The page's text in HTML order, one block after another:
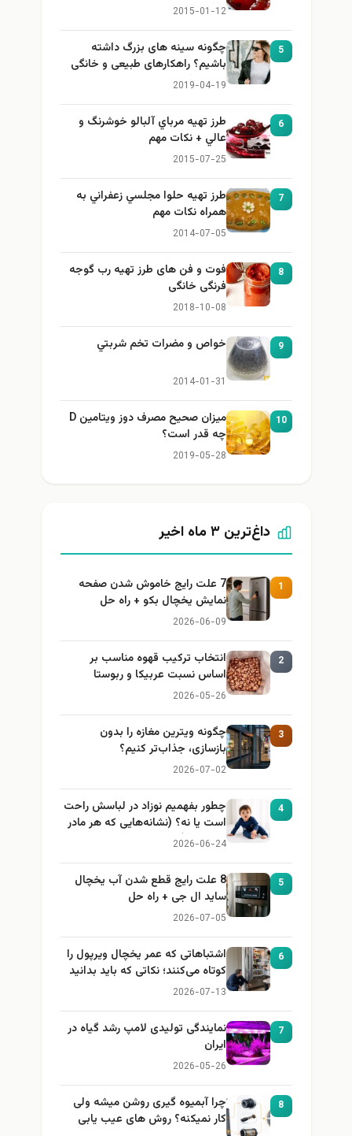
2015-01-12
5
چگونه سینه های بزرگ داشته
باشیم؟ راهکارهای طبیعی و خانگی
برای بزرگ کردن سینه
2019-04-19
6
طرز تهيه مرباي آلبالو خوشرنگ و
عالي + نكات مهم
2015-07-25
7
طرز تهيه حلوا مجلسي زعفراني به
همراه نكات مهم
2014-07-05
8
فوت و فن های طرز تهیه رب گوجه
فرنگی خانگی
2018-10-08
9 خواص و مضرات تخم شربتي
2014-01-31
10
میزان صحیح مصرف دوز ویتامین D
چه قدر است؟
2019-05-28
داغ‌ترین ۳ ماه اخیر
1
7 علت رایج خاموش شدن صفحه
نمایش یخچال بکو + راه حل
2026-06-09
2
انتخاب ترکیب قهوه مناسب بر
اساس نسبت عربیکا و ربوستا
2026-05-26
3
چگونه ویترین مغازه را بدون
بازسازی، جذاب‌تر کنیم؟
2026-07-02
4
چطور بفهمیم نوزاد در لباسش راحت
است یا نه؟ (نشانه‌هایی که هر مادر
باید بداند)
2026-06-24
5
8 علت رایج قطع شدن آب یخچال
ساید ال جی + راه حل
2026-07-05
6
اشتباهاتی که عمر یخچال ویرپول را
کوتاه می‌کنند؛ نکاتی که باید بدانید
2026-07-13
7
نمایندگی تولیدی لامپ رشد گیاه در
ایران
2026-05-26
8
چرا آبمیوه گیری روشن میشه ولی
کار نمیکنه؟ روش های عیب یابی